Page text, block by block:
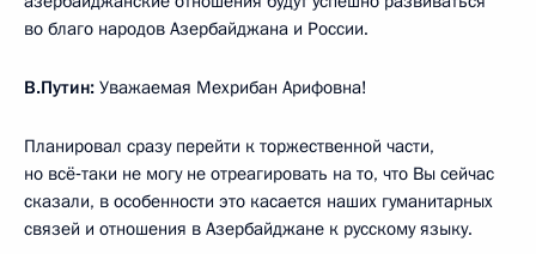
во благо народов Азербайджана и России.
В.Путин: Уважаемая Мехрибан Арифовна!
Планировал сразу перейти к торжественной части,
но всё‑таки не могу не отреагировать на то, что Вы сейчас
сказали, в особенности это касается наших гуманитарных
связей и отношения в Азербайджане к русскому языку.